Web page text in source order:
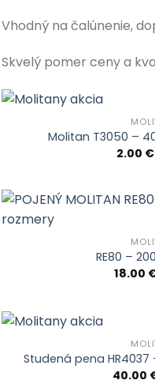
Vhodný na čalúnenie,
Skvelý pomer ceny a
Molitan T3050 –
2.00 €
RE80 –
18.00
Studená pena HR4037
40.00